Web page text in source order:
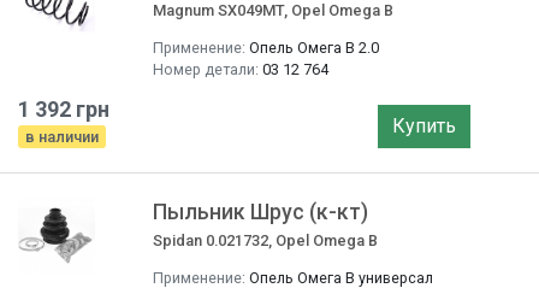
Magnum SX049MT, Opel Omega B
Применение: Опель Омега B 2.0
Номер детали: 03 12 764
1 392 грн
в наличии Купить
Пыльник Шрус (к-кт)
Spidan 0.021732, Opel Omega B
Применение: Опель Омега B универсал